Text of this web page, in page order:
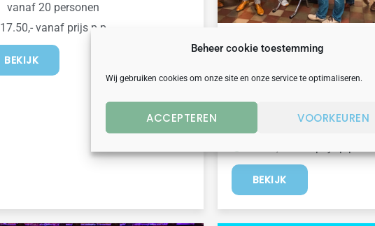
Beheer cookie toestemming
Wij gebruiken cookies om onze site en onze service te optimaliseren.
ACCEPTEREN VOORKEUREN
vanaf 20 personen
17.50,- vanaf prijs p.p.
BEKIJK
QUIZ EDITIE IN ENSCHEDE
2 uur
BEKIJK